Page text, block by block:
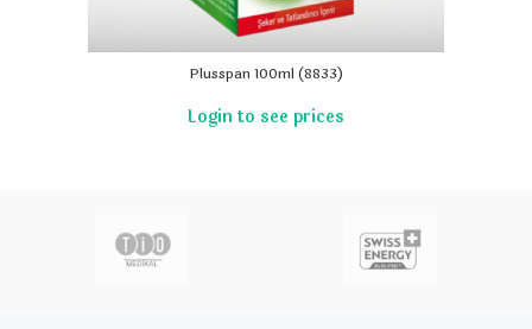
Plusspan 100ml (8833)